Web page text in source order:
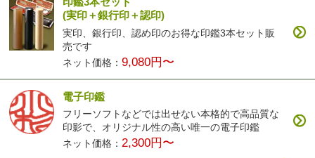
(実印＋銀行印＋認印)
実印、銀行印、認め印のお得な印鑑3本セット販
売です
ネット価格：9,080円〜
電子印鑑
フリーソフトなどでは出せない本格的で高品質な
印影で、オリジナル性の高い唯一の電子印鑑
ネット価格： 2,300円〜